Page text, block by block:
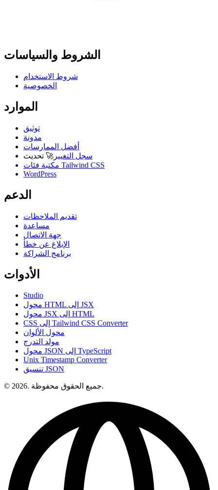
الشروط والسياسات
شروط الاستخدام
الخصوصية
الموارد
توثيق
مدونة
أفضل الممارسات
سجل التغيير 🚀 تحديث
مكتبة فئات Tailwind CSS
WordPress
الدعم
تقديم الملاحظات
مساعدة
جهة الاتصال
الإبلاغ عن خطأ
برنامج الشراكة
الأدوات
Studio
محول HTML إلى JSX
محول JSX إلى HTML
CSS إلى Tailwind CSS Converter
محول الألوان
مولد التدرج
محول JSON إلى TypeScript
Unix Timestamp Converter
تنسيق JSON
© 2026. جميع الحقوق محفوظة.